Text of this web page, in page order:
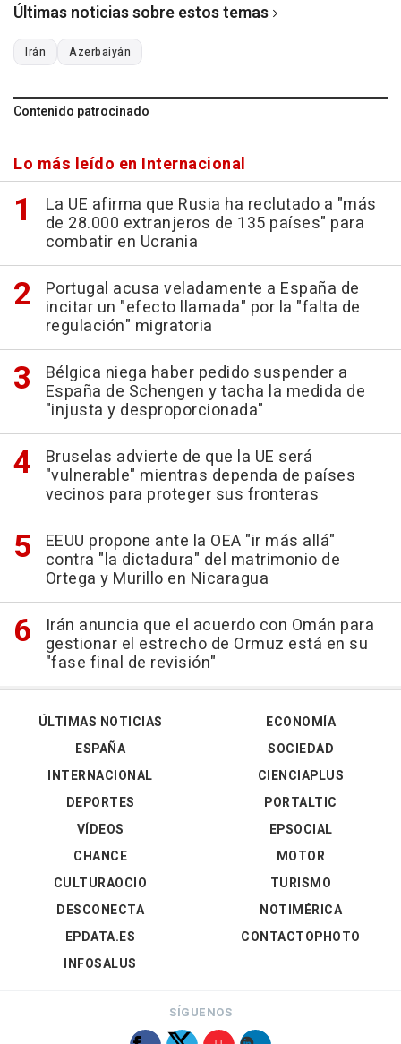
Últimas noticias sobre estos temas
Irán Azerbaiyán
Contenido patrocinado
Lo más leído en Internacional
La UE afirma que Rusia ha reclutado a "más
de 28.000 extranjeros de 135 países" para
combatir en Ucrania
Portugal acusa veladamente a España de
incitar un "efecto llamada" por la "falta de
regulación" migratoria
Bélgica niega haber pedido suspender a
España de Schengen y tacha la medida de
"injusta y desproporcionada"
Bruselas advierte de que la UE será
"vulnerable" mientras dependa de países
vecinos para proteger sus fronteras
EEUU propone ante la OEA "ir más allá"
contra "la dictadura" del matrimonio de
Ortega y Murillo en Nicaragua
Irán anuncia que el acuerdo con Omán para
gestionar el estrecho de Ormuz está en su
"fase final de revisión"
ÚLTIMAS NOTICIAS
ESPAÑA
INTERNACIONAL
DEPORTES
VÍDEOS
ECONOMÍA
SOCIEDAD
CIENCIAPLUS
PORTALTIC
EPSOCIAL
CHANCE
CULTURAOCIO
DESCONECTA
EPDATA.ES
INFOSALUS
MOTOR
TURISMO
NOTIMÉRICA
CONTACTOPHOTO
SÍGUENOS